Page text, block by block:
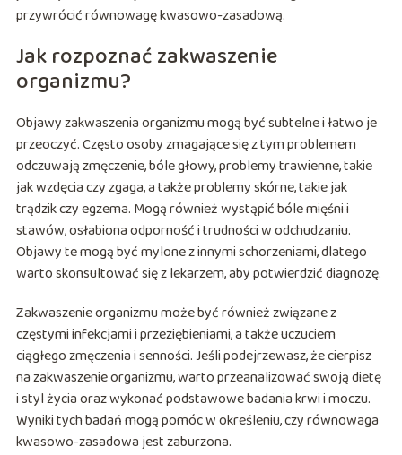
przywrócić równowagę kwasowo-zasadową.
Jak rozpoznać zakwaszenie
organizmu?
Objawy zakwaszenia organizmu mogą być subtelne i łatwo je
przeoczyć. Często osoby zmagające się z tym problemem
odczuwają zmęczenie, bóle głowy, problemy trawienne, takie
jak wzdęcia czy zgaga, a także problemy skórne, takie jak
trądzik czy egzema. Mogą również wystąpić bóle mięśni i
stawów, osłabiona odporność i trudności w odchudzaniu.
Objawy te mogą być mylone z innymi schorzeniami, dlatego
warto skonsultować się z lekarzem, aby potwierdzić diagnozę.
Zakwaszenie organizmu może być również związane z
częstymi infekcjami i przeziębieniami, a także uczuciem
ciągłego zmęczenia i senności. Jeśli podejrzewasz, że cierpisz
na zakwaszenie organizmu, warto przeanalizować swoją dietę
i styl życia oraz wykonać podstawowe badania krwi i moczu.
Wyniki tych badań mogą pomóc w określeniu, czy równowaga
kwasowo-zasadowa jest zaburzona.